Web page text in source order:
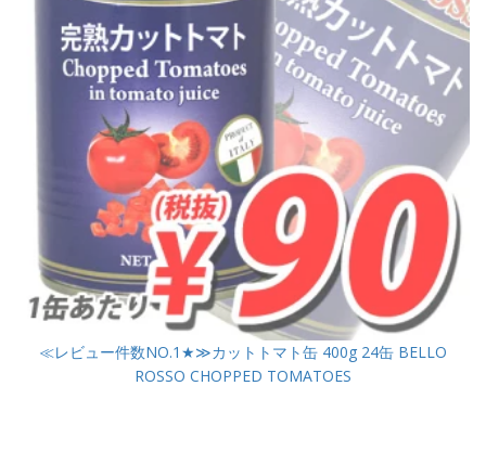
≪レビュー件数NO.1★≫カットトマト缶 400g 24缶 BELLO
ROSSO CHOPPED TOMATOES